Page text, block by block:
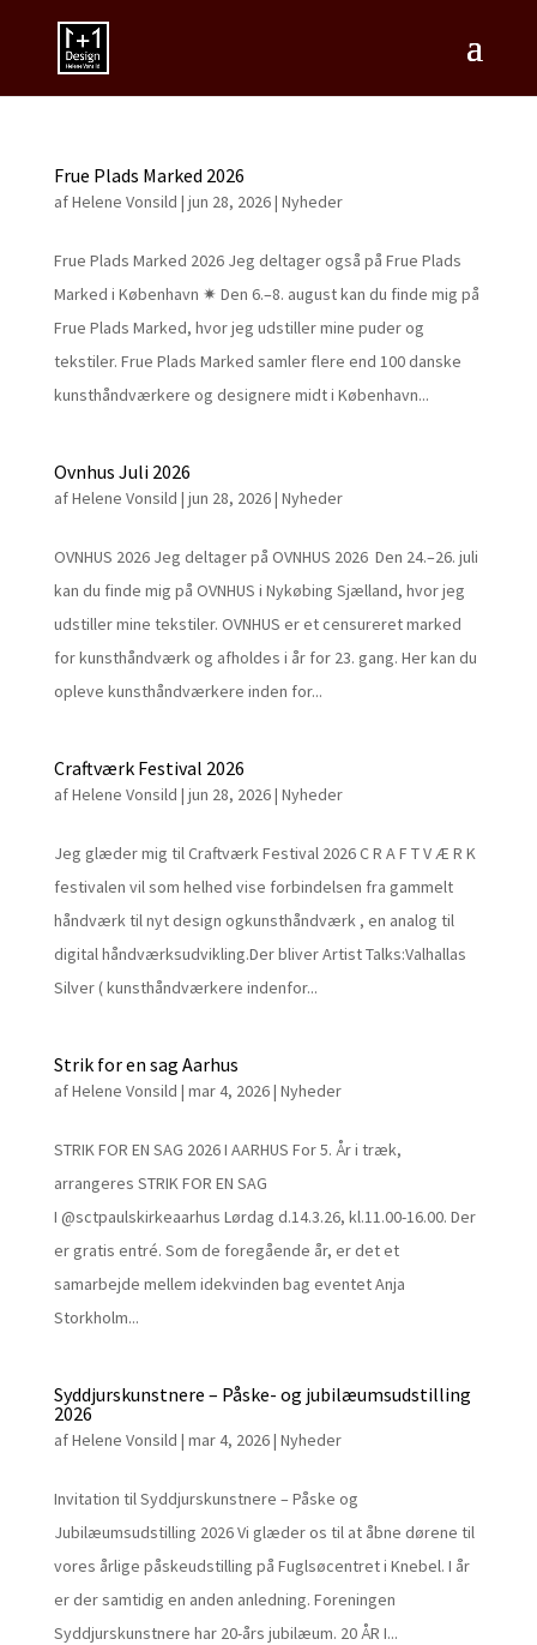
Frue Plads Marked 2026
afHelene Vonsild | jun 28, 2026| Nyheder
Frue Plads Marked 2026 Jeg deltager også på Frue Plads
Marked i København ✷ Den 6.–8. august kan du finde mig på
Frue Plads Marked, hvor jeg udstiller mine puder og
tekstiler. Frue Plads Marked samler flere end 100 danske
kunsthåndværkere og designere midt i København...
Ovnhus Juli 2026
afHelene Vonsild | jun 28, 2026| Nyheder
OVNHUS 2026 Jeg deltager på OVNHUS 2026 Den 24.–26. juli
kan du finde mig på OVNHUS i Nykøbing Sjælland, hvor jeg
udstiller mine tekstiler. OVNHUS er et censureret marked
for kunsthåndværk og afholdes i år for 23. gang. Her kan du
opleve kunsthåndværkere inden for...
Craftværk Festival 2026
afHelene Vonsild | jun 28, 2026| Nyheder
Jeg glæder mig til Craftværk Festival 2026 C R A F T V Æ R K
festivalen vil som helhed vise forbindelsen fra gammelt
håndværk til nyt design ogkunsthåndværk , en analog til
digital håndværksudvikling.Der bliver Artist Talks:Valhallas
Silver ( kunsthåndværkere indenfor...
Strik for en sag Aarhus
afHelene Vonsild | mar 4, 2026| Nyheder
STRIK FOR EN SAG 2026 I AARHUS For 5. År i træk,
arrangeres STRIK FOR EN SAG
I @sctpaulskirkeaarhus Lørdag d.14.3.26, kl.11.00-16.00. Der
er gratis entré. Som de foregående år, er det et
samarbejde mellem idekvinden bag eventet Anja
Storkholm...
Syddjurskunstnere – Påske- og jubilæumsudstilling
2026
afHelene Vonsild | mar 4, 2026| Nyheder
Invitation til Syddjurskunstnere – Påske og
Jubilæumsudstilling 2026 Vi glæder os til at åbne dørene til
vores årlige påskeudstilling på Fuglsøcentret i Knebel. I år
er der samtidig en anden anledning. Foreningen
Syddjurskunstnere har 20-års jubilæum. 20 ÅR I...